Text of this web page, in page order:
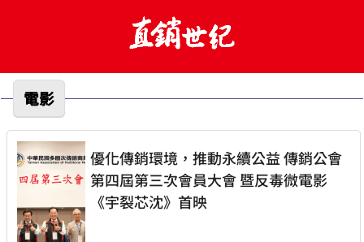
電影
優化傳銷環境，推動永續公益 傳銷公會
第四屆第三次會員大會 暨反毒微電影
《宇裂芯沈》首映